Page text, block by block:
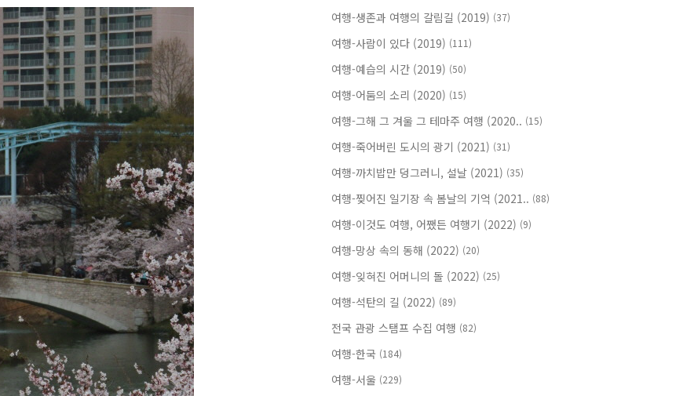
여행-생존과 여행의 갈림길 (2019) (37)
여행-사람이 있다 (2019) (111)
여행-예습의 시간 (2019) (50)
여행-어둠의 소리 (2020) (15)
여행-그해 그 겨울 그 테마주 여행 (2020.. (15)
여행-죽어버린 도시의 광기 (2021) (31)
여행-까치밥만 덩그러니, 설날 (2021) (35)
여행-찢어진 일기장 속 봄날의 기억 (2021.. (88)
여행-이것도 여행, 어쨌든 여행기 (2022) (9)
여행-망상 속의 동해 (2022) (20)
여행-잊혀진 어머니의 돌 (2022) (25)
여행-석탄의 길 (2022) (89)
전국 관광 스탬프 수집 여행 (82)
여행-한국 (184)
여행-서울 (229)